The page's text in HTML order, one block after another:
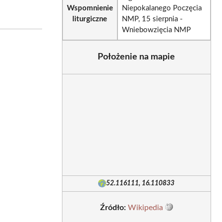
Wspomnienie
liturgiczne
Niepokalanego Poczęcia
NMP, 15 sierpnia -
Wniebowzięcia NMP
Położenie na mapie
52.116111, 16.110833
Źródło: Wikipedia